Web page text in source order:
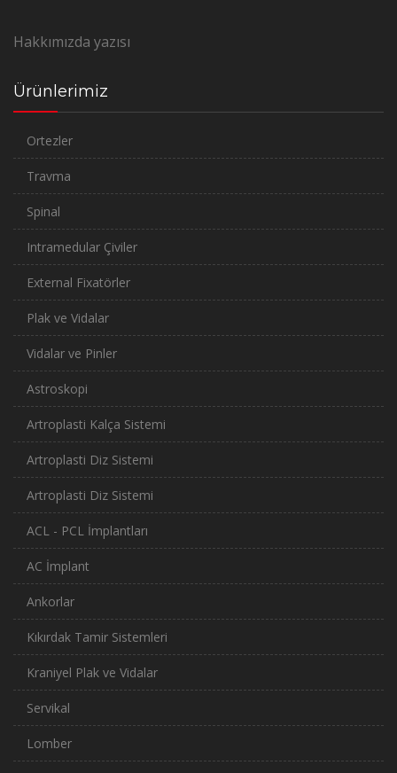
Hakkımızda yazısı
Ürünlerimiz
Ortezler
Travma
Spinal
Intramedular Çiviler
External Fixatörler
Plak ve Vidalar
Vidalar ve Pinler
Astroskopi
Artroplasti Kalça Sistemi
Artroplasti Diz Sistemi
Artroplasti Diz Sistemi
ACL - PCL İmplantları
AC İmplant
Ankorlar
Kıkırdak Tamir Sistemleri
Kraniyel Plak ve Vidalar
Servikal
Lomber